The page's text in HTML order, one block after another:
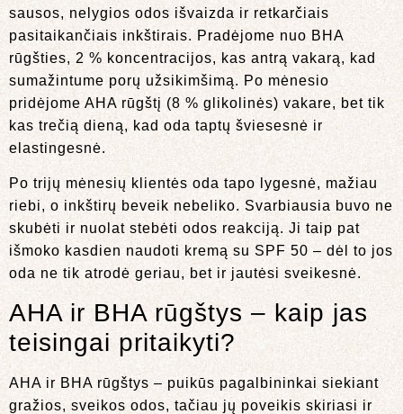
sausos, nelygios odos išvaizda ir retkarčiais
pasitaikančiais inkštirais. Pradėjome nuo BHA
rūgšties, 2 % koncentracijos, kas antrą vakarą, kad
sumažintume porų užsikimšimą. Po mėnesio
pridėjome AHA rūgštį (8 % glikolinės) vakare, bet tik
kas trečią dieną, kad oda taptų šviesesnė ir
elastingesnė.
Po trijų mėnesių klientės oda tapo lygesnė, mažiau
riebi, o inkštirų beveik nebeliko. Svarbiausia buvo ne
skubėti ir nuolat stebėti odos reakciją. Ji taip pat
išmoko kasdien naudoti kremą su SPF 50 – dėl to jos
oda ne tik atrodė geriau, bet ir jautėsi sveikesnė.
AHA ir BHA rūgštys – kaip jas
teisingai pritaikyti?
AHA ir BHA rūgštys – puikūs pagalbininkai siekiant
gražios, sveikos odos, tačiau jų poveikis skiriasi ir